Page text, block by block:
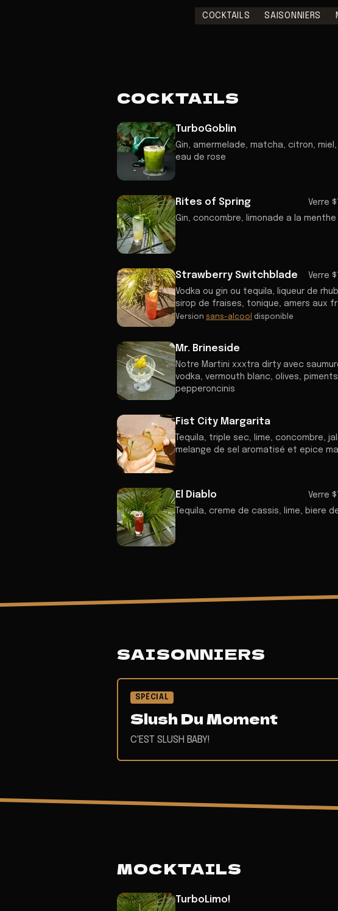
COCKTAILS SAISONNIERS
COCKTAILS
TurboGoblin
Gin, amermelade, matcha, citron,
eau de rose
Rites of Spring Verre
Gin, concombre, limonade a la menthe
Strawberry Switchblade Verre
Vodka ou gin ou tequila, liqueur de
sirop de fraises, tonique, amers aux
Version sans-alcool disponible
Mr. Brineside
Notre Martini xxxtra dirty avec
vodka, vermouth blanc, olives,
pepperoncinis
Fist City Margarita
Tequila, triple sec, lime, concombre,
melange de sel aromatisé et epice
El Diablo Verre
Tequila, creme de cassis, lime, biere
SAISONNIERS
SPÉCIAL
Slush Du Moment
C'EST SLUSH BABY!
MOCKTAILS
TurboLimo!